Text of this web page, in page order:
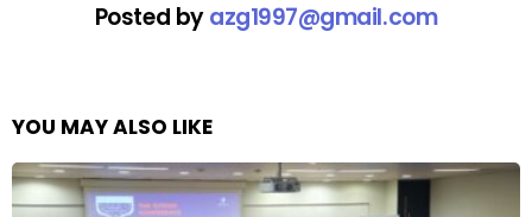
Posted byazg1997@gmail.com
YOU MAY ALSO LIKE